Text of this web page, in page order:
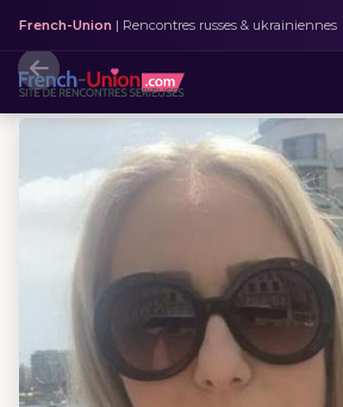
French-Union | Rencontres russes & ukrainiennes